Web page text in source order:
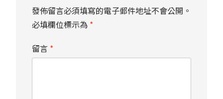
發佈留言必須填寫的電子郵件地址不會公開。
必填欄位標示為 *
留言 *